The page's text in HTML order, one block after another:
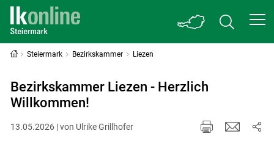
Steiermark Bezirkskammer Liezen
Bezirkskammer Liezen - Herzlich
Willkommen!
13.05.2026 | von Ulrike Grillhofer